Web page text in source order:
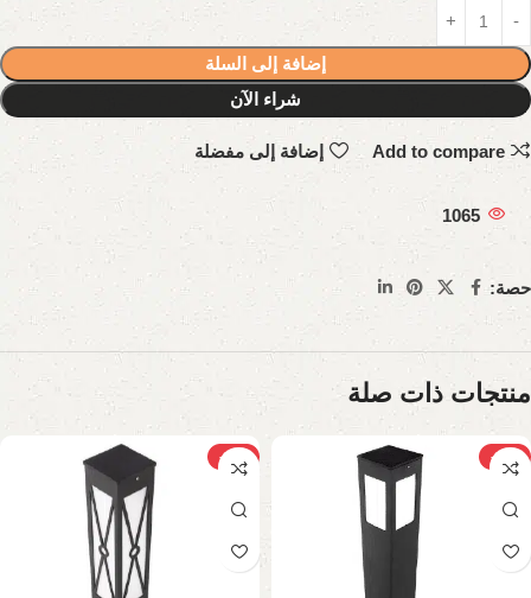
إضافة إلى السلة
شراء الآن
Add to compare إضافة إلى مفضلة
1065
حصة:
منتجات ذات صلة
-13%
-10%